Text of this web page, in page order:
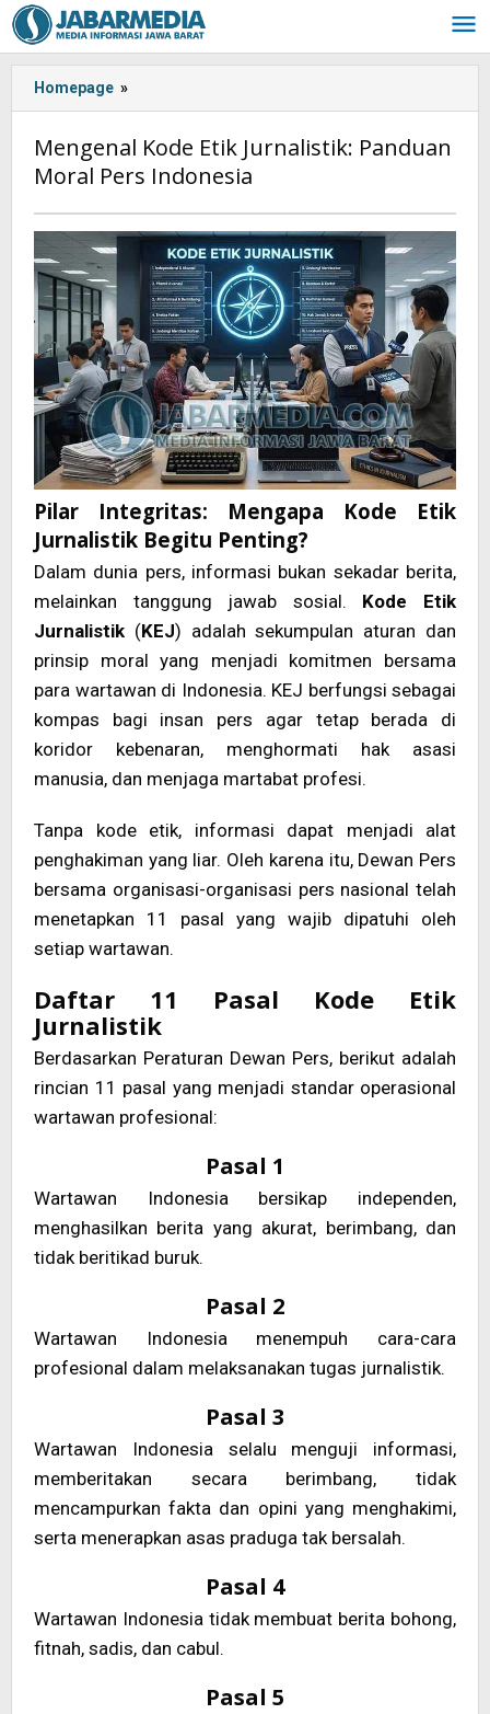
Skip
to
content
Homepage »
Kode
Jurnalistik:
Panduan
Indonesia
Mengenal Kode Etik Jurnalistik: Panduan
Moral Pers Indonesia
Saturday,
17
January
2026
by
Oban
Pilar Integritas: Mengapa Kode Etik
Jurnalistik Begitu Penting?
Dalam dunia pers, informasi bukan sekadar berita,
melainkan tanggung jawab sosial. Kode Etik
Jurnalistik (KEJ) adalah sekumpulan aturan dan
prinsip moral yang menjadi komitmen bersama
para wartawan di Indonesia. KEJ berfungsi sebagai
kompas bagi insan pers agar tetap berada di
koridor kebenaran, menghormati hak asasi
manusia, dan menjaga martabat profesi.
Tanpa kode etik, informasi dapat menjadi alat
penghakiman yang liar. Oleh karena itu, Dewan Pers
bersama organisasi-organisasi pers nasional telah
menetapkan 11 pasal yang wajib dipatuhi oleh
setiap wartawan.
Daftar 11 Pasal Kode Etik
Jurnalistik
Berdasarkan Peraturan Dewan Pers, berikut adalah
rincian 11 pasal yang menjadi standar operasional
wartawan profesional:
Pasal 1
Wartawan Indonesia bersikap independen,
menghasilkan berita yang akurat, berimbang, dan
tidak beritikad buruk.
Pasal 2
Wartawan Indonesia menempuh cara-cara
profesional dalam melaksanakan tugas jurnalistik.
Pasal 3
Wartawan Indonesia selalu menguji informasi,
memberitakan secara berimbang, tidak
mencampurkan fakta dan opini yang menghakimi,
serta menerapkan asas praduga tak bersalah.
Pasal 4
Wartawan Indonesia tidak membuat berita bohong,
fitnah, sadis, dan cabul.
Pasal 5